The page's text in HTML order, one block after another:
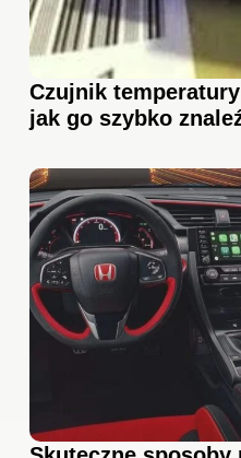
Czujnik
jak go szybko